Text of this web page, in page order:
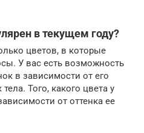
в текущем году?
цветов, в которые
У вас есть возможность
в зависимости от его
Того, какого цвета у
от оттенка ее